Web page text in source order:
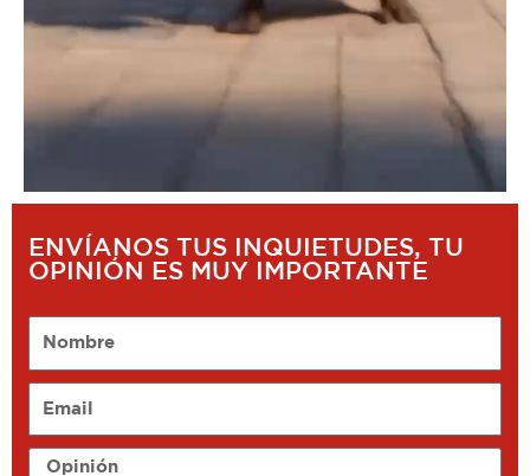
ENVÍANOS TUS INQUIETUDES, TU
OPINIÓN ES MUY IMPORTANTE
Opinión